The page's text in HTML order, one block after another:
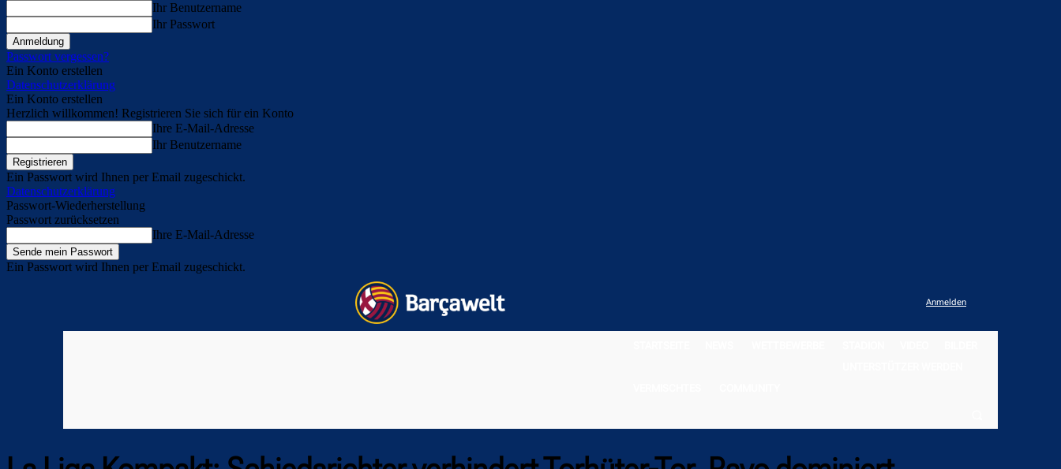
Ihr Benutzername
Ihr Passwort
Passwort vergessen?
Ein Konto erstellen
Datenschutzerklärung
Ein Konto erstellen
Herzlich willkommen! Registrieren Sie sich für ein Konto
Ihre E-Mail-Adresse
Ihr Benutzername
Ein Passwort wird Ihnen per Email zugeschickt.
Datenschutzerklärung
Passwort-Wiederherstellung
Passwort zurücksetzen
Ihre E-Mail-Adresse
Ein Passwort wird Ihnen per Email zugeschickt.
Anmelden